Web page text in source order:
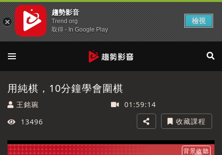
用純棋，10分鐘學會圍棋
王銘琬
01:59:14
13496
收藏課程
背景收聽
趨勢影音
Trend org
取得 - In Google Play
檢視